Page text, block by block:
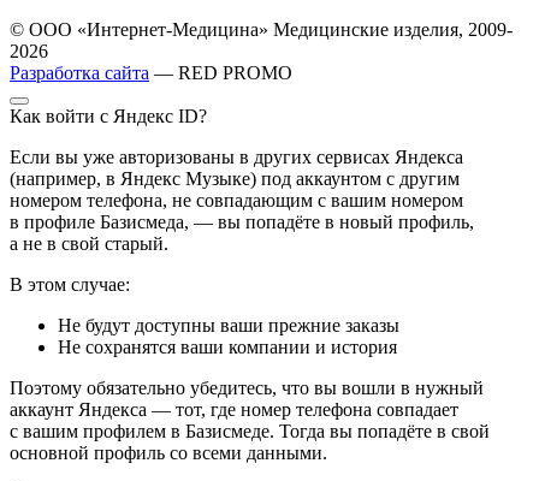
© ООО «Интернет-Медицина» Медицинские изделия, 2009-
2026
Разработка сайта — RED PROMO
Как войти с Яндекс ID?
Если вы уже авторизованы в других сервисах Яндекса
(например, в Яндекс Музыке) под аккаунтом с другим
номером телефона, не совпадающим с вашим номером
в профиле Базисмеда, — вы попадёте в новый профиль,
а не в свой старый.
В этом случае:
Не будут доступны ваши прежние заказы
Не сохранятся ваши компании и история
Поэтому обязательно убедитесь, что вы вошли в нужный
аккаунт Яндекса — тот, где номер телефона совпадает
с вашим профилем в Базисмеде. Тогда вы попадёте в свой
основной профиль со всеми данными.